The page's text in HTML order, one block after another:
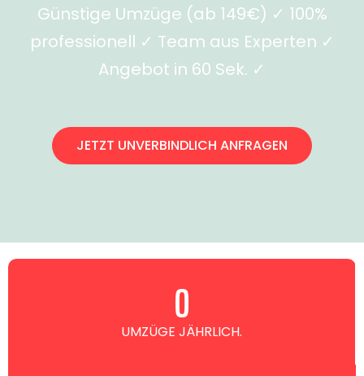
Günstige Umzüge (ab 149€) ✓ 100%
professionell ✓ Team aus Experten ✓
Angebot in 60 Sek. ✓
JETZT UNVERBINDLICH ANFRAGEN
UMZÜGE JÄHRLICH.
0